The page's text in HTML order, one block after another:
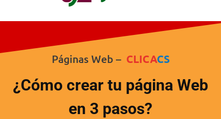
Páginas Web – CLICACS
¿Cómo crear tu página Web
en 3 pasos?